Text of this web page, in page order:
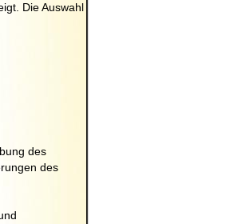
Die Auswahl
des
des